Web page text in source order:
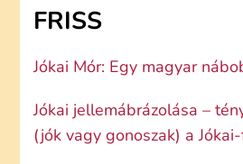
FRISS
Jókai Mór: Egy magyar
Jókai jellemábrázolása –
(jók vagy gonoszak) a